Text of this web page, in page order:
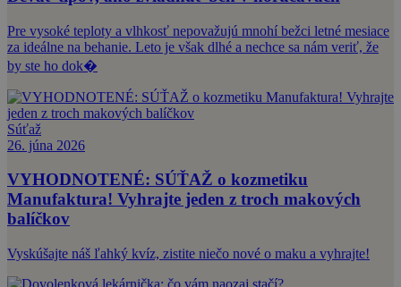
Pre vysoké teploty a vlhkosť nepovažujú mnohí bežci letné mesiace
za ideálne na behanie. Leto je však dlhé a nechce sa nám veriť, že
by ste ho dok�
Súťaž
26. júna 2026
VYHODNOTENÉ: SÚŤAŽ o kozmetiku
Manufaktura! Vyhrajte jeden z troch makových
balíčkov
Vyskúšajte náš ľahký kvíz, zistite niečo nové o maku a vyhrajte!